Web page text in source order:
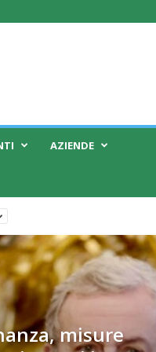
AZIENDE
misure